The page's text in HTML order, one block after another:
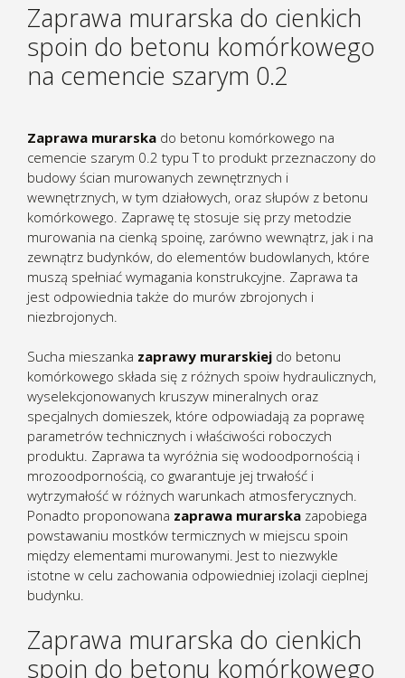
Zaprawa murarska do cienkich
spoin do betonu komórkowego
na cemencie szarym 0.2
Zaprawa murarska do betonu komórkowego na
cemencie szarym 0.2 typu T to produkt przeznaczony do
budowy ścian murowanych zewnętrznych i
wewnętrznych, w tym działowych, oraz słupów z betonu
komórkowego. Zaprawę tę stosuje się przy metodzie
murowania na cienką spoinę, zarówno wewnątrz, jak i na
zewnątrz budynków, do elementów budowlanych, które
muszą spełniać wymagania konstrukcyjne. Zaprawa ta
jest odpowiednia także do murów zbrojonych i
niezbrojonych.
Sucha mieszanka zaprawy murarskiej do betonu
komórkowego składa się z różnych spoiw hydraulicznych,
wyselekcjonowanych kruszyw mineralnych oraz
specjalnych domieszek, które odpowiadają za poprawę
parametrów technicznych i właściwości roboczych
produktu. Zaprawa ta wyróżnia się wodoodpornością i
mrozoodpornością, co gwarantuje jej trwałość i
wytrzymałość w różnych warunkach atmosferycznych.
Ponadto proponowana zaprawa murarska zapobiega
powstawaniu mostków termicznych w miejscu spoin
między elementami murowanymi. Jest to niezwykle
istotne w celu zachowania odpowiedniej izolacji cieplnej
budynku.
Zaprawa murarska do cienkich
spoin do betonu komórkowego